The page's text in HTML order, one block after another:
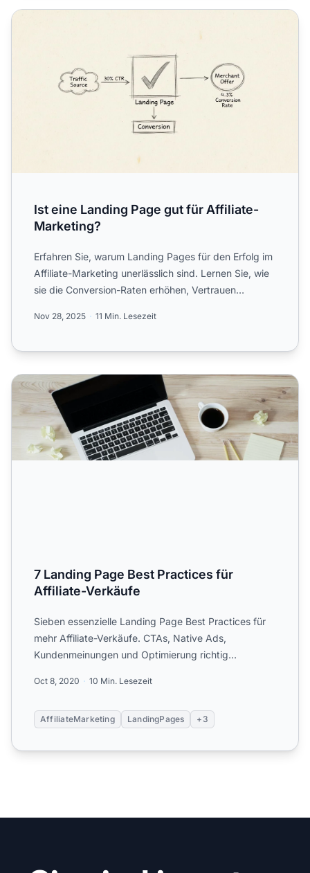
Ist eine Landing Page gut für Affiliate-Marketing?
Ist eine Landing Page gut für Affiliate-
Marketing?
Erfahren Sie, warum Landing Pages für den Erfolg im
Affiliate-Marketing unerlässlich sind. Lernen Sie, wie
sie die Conversion-Raten erhöhen, Vertrauen
Nov 28, 2025 11 Min. Lesezeit
7 Landing Page Best Practices für Affiliate-Verkäufe
7 Landing Page Best Practices für
Affiliate-Verkäufe
Sieben essenzielle Landing Page Best Practices für
mehr Affiliate-Verkäufe. CTAs, Native Ads,
Kundenmeinungen und Optimierung richtig
Oct 8, 2020 10 Min. Lesezeit
AffiliateMarketing LandingPages +3